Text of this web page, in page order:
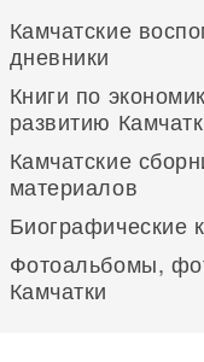
Камчатские
дневники
Книги по
развитию
Камчатские
материалов
Биографические
Фотоальбомы,
Камчатки